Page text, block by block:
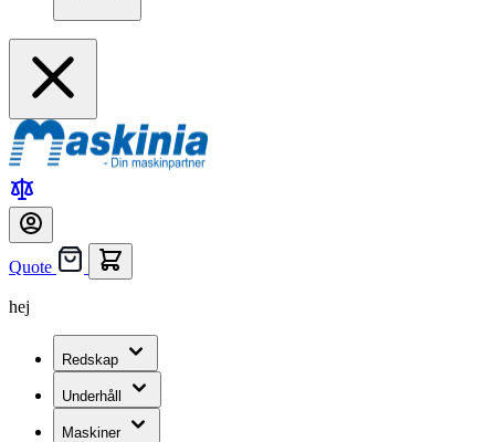
Quote
hej
Redskap
Underhåll
Maskiner